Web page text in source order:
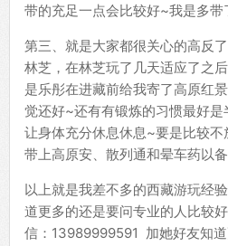
带的充足一点会比较好~我是多带
第三、就是大家都很关心的高反
林芝，在林芝玩了几天适应了之
是乐彤在进藏前给我寄了高原红
觉还好~还有有锻炼的习惯最好是
让身体充分休息休息~要是比较
带上高原安、散列通和晕车药以
以上就是我差不多的西藏游玩经
道更多的还是要问专业的人比较
信：13989999591 加她好友知